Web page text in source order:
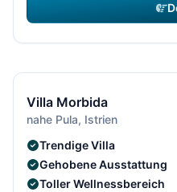
Villa Morbida
nahe Pula, Istrien
Trendige Villa
Gehobene Ausstattung
Toller Wellnessbereich